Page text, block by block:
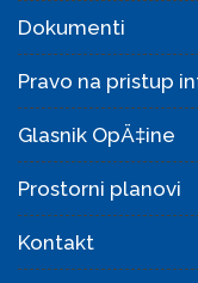
Dokumenti
Pravo na pristup
Glasnik OpÄ‡ine
Prostorni planovi
Kontakt